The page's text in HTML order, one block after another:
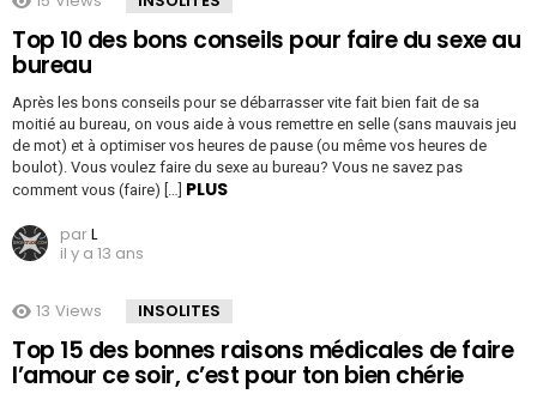
Top 10 des bons conseils pour faire du sexe au
bureau
Après les bons conseils pour se débarrasser vite fait bien fait de sa
moitié au bureau, on vous aide à vous remettre en selle (sans mauvais jeu
de mot) et à optimiser vos heures de pause (ou même vos heures de
boulot). Vous voulez faire du sexe au bureau? Vous ne savez pas
comment vous (faire) […] PLUS
parL
il y a 13 ans
13 Views INSOLITES
Top 15 des bonnes raisons médicales de faire
l’amour ce soir, c’est pour ton bien chérie